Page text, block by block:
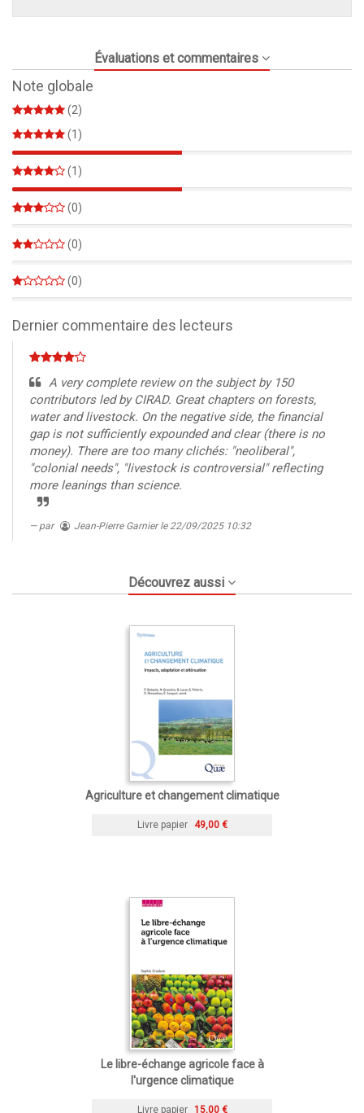
Évaluations et commentaires
Note globale
(2)
(1)
50%
(1)
50%
(0)
(0)
(0)
Dernier commentaire des lecteurs
A very complete review on the subject by 150
contributors led by CIRAD. Great chapters on forests,
water and livestock. On the negative side, the financial
gap is not sufficiently expounded and clear (there is no
money). There are too many clichés: "neoliberal",
"colonial needs", "livestock is controversial" reflecting
more leanings than science.
par Jean-Pierre Garnierle 22/09/2025 10:32
Découvrez aussi
Agriculture et changement climatique
Livre papier 49,00 €
Le libre-échange agricole face à
l'urgence climatique
Livre papier 15,00 €